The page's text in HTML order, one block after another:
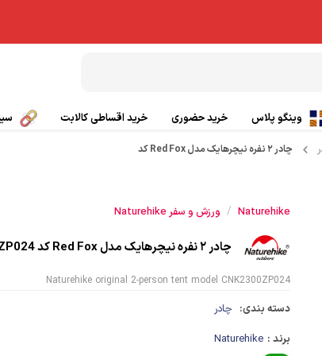
پانچو
گتر
کلاه ورزشی و کوهنوردی
چتر کمکی پاراگلایدر
صندلی پاراگلایدر
بی سیم
وینگو پلاس خرید حضوری خرید اقساطی کالابت
چادر ۲ نفره نیچرهایک مدل Red Fox کد
Naturehike
/ ورزش و سفر Naturehike
چادر ۲ نفره نیچرهایک مدل Red Fox کد CNK2300ZP024
Naturehike original 2-person tent model CNK2300ZP024
دسته بندی: چادر
برند : Naturehike